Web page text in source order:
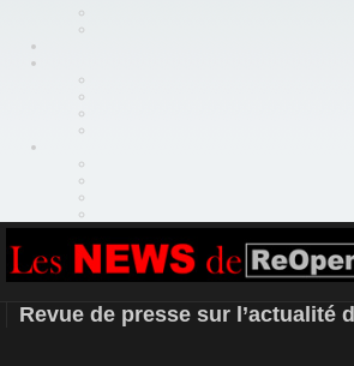
REOPEN911 –
Revue de presse sur l’actualité